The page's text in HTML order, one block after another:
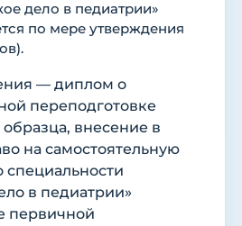
дело в педиатрии»
по мере утверждения
— диплом о
переподготовке
внесение в
на самостоятельную
специальности
в педиатрии»
первичной